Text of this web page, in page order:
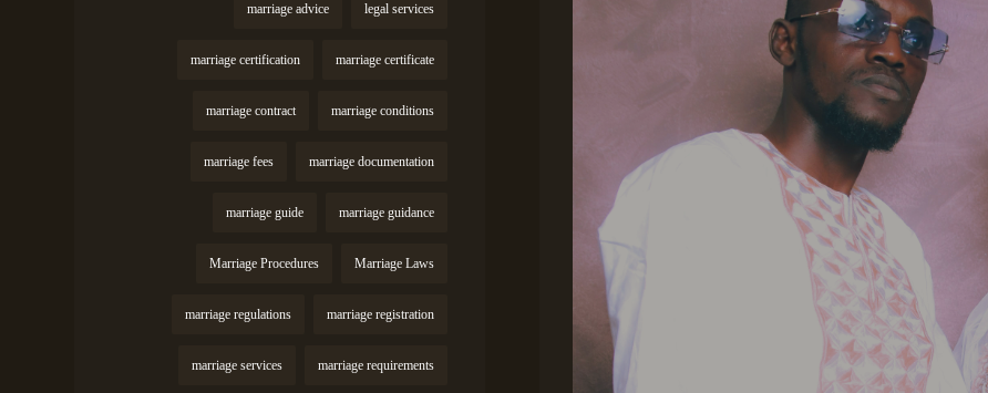
legal services
marriage advice
marriage certificate
marriage certification
marriage conditions
marriage contract
marriage documentation
marriage fees
marriage guidance
marriage guide
Marriage Laws
Marriage Procedures
marriage registration
marriage regulations
marriage requirements
marriage services